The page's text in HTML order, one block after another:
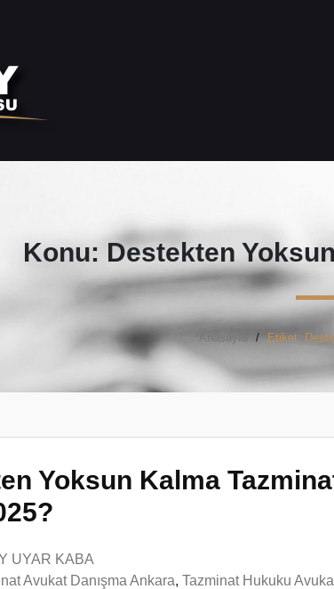
Konu: Destekten
Anasayfa Etiket:
Yoksun Kalma
UYAR KABA
Avukat Danışma Ankara, Tazminat Hukuku